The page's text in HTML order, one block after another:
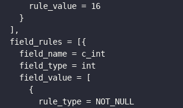
rule_value = 16
}
],
field_rules = [{
field_name = c_int
field_type = int
field_value = [
{
rule_type = NOT_NULL